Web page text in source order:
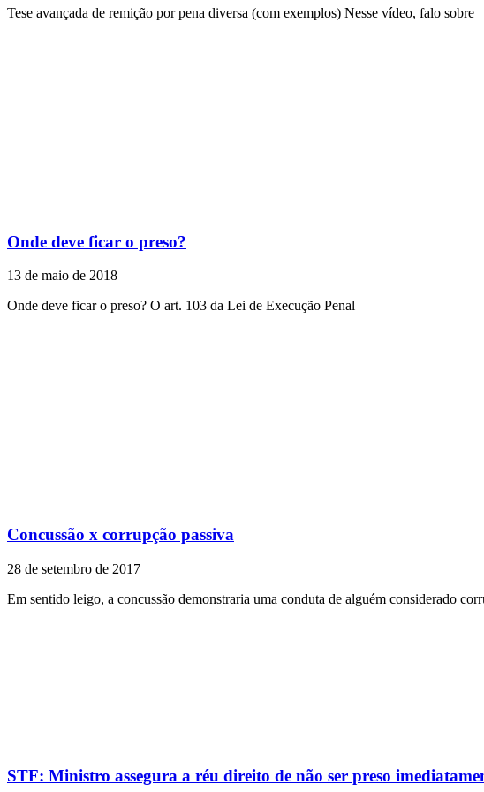
Tese avançada de remição por pena diversa (com exemplos) Nesse vídeo, falo sobre
Onde deve ficar o preso?
13 de maio de 2018
Onde deve ficar o preso? O art. 103 da Lei de Execução Penal
Concussão x corrupção passiva
28 de setembro de 2017
Em sentido leigo, a concussão demonstraria uma conduta de alguém considerado
STF: Ministro assegura a réu direito de não ser preso